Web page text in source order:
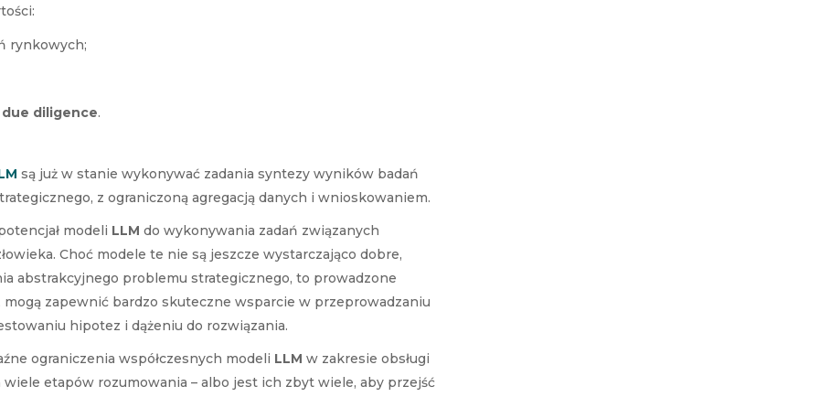
rynkowych;
due diligence.
są już w stanie wykonywać zadania syntezy wyników badań
z ograniczoną agregacją danych i wnioskowaniem.
modeli LLM do wykonywania zadań związanych
Choć modele te nie są jeszcze wystarczająco dobre,
abstrakcyjnego problemu strategicznego, to prowadzone
zapewnić bardzo skuteczne wsparcie w przeprowadzaniu
hipotez i dążeniu do rozwiązania.
ograniczenia współczesnych modeli LLM w zakresie obsługi
wiele etapów rozumowania – albo jest ich zbyt wiele, aby przejść